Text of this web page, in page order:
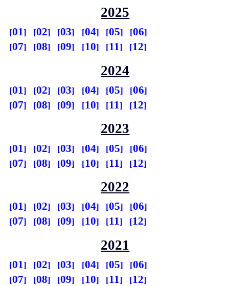
2025
01 02 03 04 05
06
07
08 09 10 11 12
2024
01 02 03 04 05
06
07
08 09 10 11 12
2023
01 02 03 04 05
06
07
08 09 10 11 12
2022
01 02 03 04 05
06
07
08 09 10 11 12
2021
01 02 03 04 05
06
07
08 09 10 11 12